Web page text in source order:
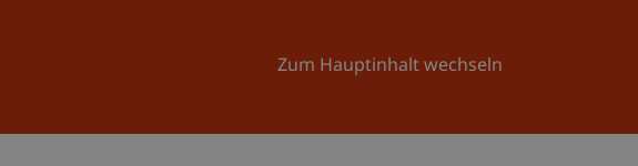
Zum Hauptinhalt wechseln
Universität Aktuelles